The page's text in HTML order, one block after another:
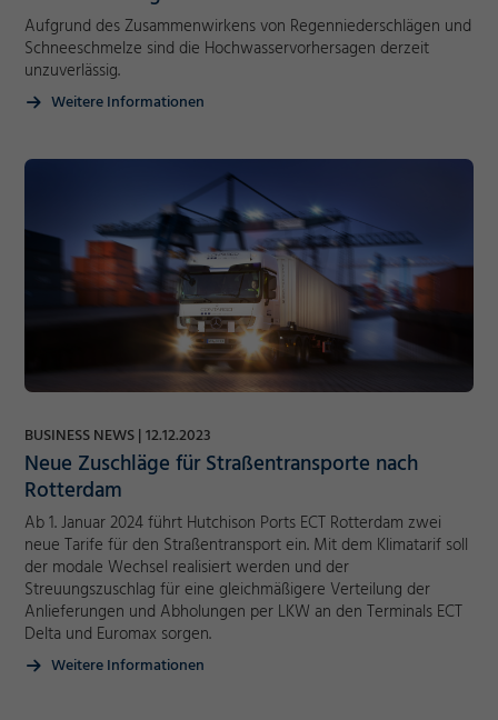
Aufgrund des Zusammenwirkens von Regenniederschlägen und
Schneeschmelze sind die Hochwasservorhersagen derzeit
unzuverlässig.
Weitere Informationen
BUSINESS NEWS 12.12.2023
Neue Zuschläge für Straßentransporte nach
Rotterdam
Ab 1. Januar 2024 führt Hutchison Ports ECT Rotterdam zwei
neue Tarife für den Straßentransport ein. Mit dem Klimatarif soll
der modale Wechsel realisiert werden und der
Streuungszuschlag für eine gleichmäßigere Verteilung der
Anlieferungen und Abholungen per LKW an den Terminals ECT
Delta und Euromax sorgen.
Weitere Informationen
Cookie Informationen anzeigen
Akzeptieren